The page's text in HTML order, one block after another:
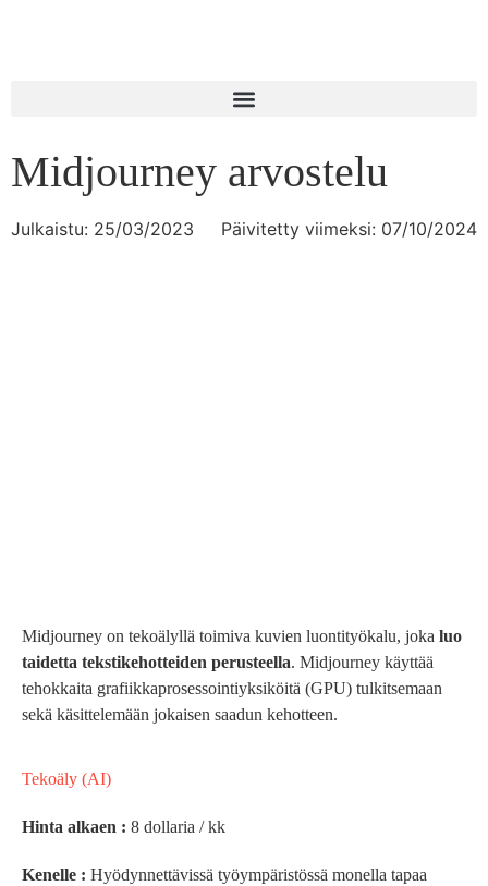
Midjourney arvostelu
Julkaistu: 25/03/2023 Päivitetty viimeksi: 07/10/2024
Midjourney on tekoälyllä toimiva kuvien luontityökalu, joka luo
taidetta tekstikehotteiden perusteella. Midjourney käyttää
tehokkaita grafiikkaprosessointiyksiköitä (GPU) tulkitsemaan
sekä käsittelemään jokaisen saadun kehotteen.
Tekoäly (AI)
Hinta alkaen : 8 dollaria / kk
Kenelle : Hyödynnettävissä työympäristössä monella tapaa